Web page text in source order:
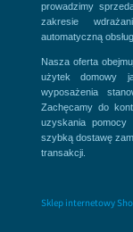
prowadzimy
zakresie
automatyczną
Nasza oferta
użytek domowy
wyposażenia
Zachęcamy do
uzyskania pomocy
szybką dostawę
transakcji.
Sklep internetowy